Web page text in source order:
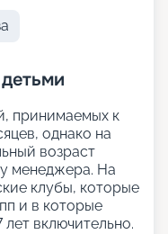
принимаемых к
однако на
возраст
у менеджера. На
клубы, которые
и в которые
включительно.